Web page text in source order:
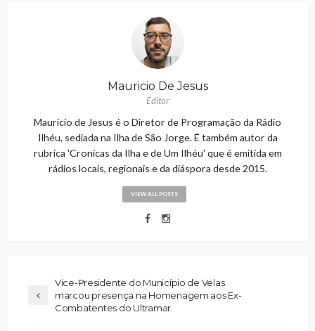
Mauricio De Jesus
Editor
Maurício de Jesus é o Diretor de Programação da Rádio
Ilhéu, sediada na Ilha de São Jorge. É também autor da
rubrica 'Cronicas da Ilha e de Um Ilhéu' que é emitida em
rádios locais, regionais e da diáspora desde 2015.
VIEW ALL POSTS
Vice-Presidente do Município de Velas
marcou presença na Homenagem aos Ex-
Combatentes do Ultramar